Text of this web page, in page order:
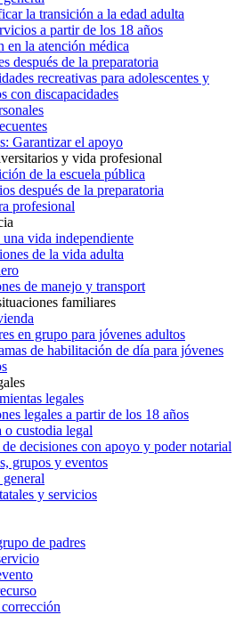
la transición a la edad adulta
a partir de los 18 años
en la atención médica
después de la preparatoria
recreativas para adolescentes y
con discapacidades
Garantizar el apoyo
y vida profesional
de la escuela pública
después de la preparatoria
profesional
vida independiente
de la vida adulta
de manejo y transport
familiares
en grupo para jóvenes adultos
de habilitación de día para jóvenes
legales
legales a partir de los 18 años
o custodia legal
decisiones con apoyo y poder notarial
grupos y eventos
y servicios
de padres